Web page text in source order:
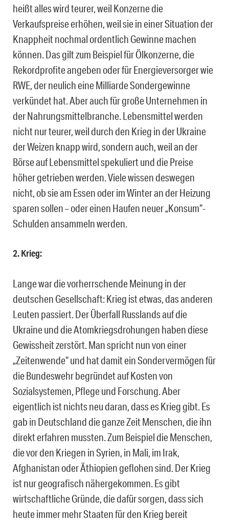
heißt alles wird teurer, weil Konzerne die
Verkaufspreise erhöhen, weil sie in einer Situation der
Knappheit nochmal ordentlich Gewinne machen
können. Das gilt zum Beispiel für Ölkonzerne, die
Rekordprofite angeben oder für Energieversorger wie
RWE, der neulich eine Milliarde Sondergewinne
verkündet hat. Aber auch für große Unternehmen in
der Nahrungsmittelbranche. Lebensmittel werden
nicht nur teurer, weil durch den Krieg in der Ukraine
der Weizen knapp wird, sondern auch, weil an der
Börse auf Lebensmittel spekuliert und die Preise
höher getrieben werden. Viele wissen deswegen
nicht, ob sie am Essen oder im Winter an der Heizung
sparen sollen – oder einen Haufen neuer „Konsum“-
Schulden ansammeln werden.
2. Krieg:
Lange war die vorherrschende Meinung in der
deutschen Gesellschaft: Krieg ist etwas, das anderen
Leuten passiert. Der Überfall Russlands auf die
Ukraine und die Atomkriegsdrohungen haben diese
Gewissheit zerstört. Man spricht nun von einer
„Zeitenwende“ und hat damit ein Sondervermögen für
die Bundeswehr begründet auf Kosten von
Sozialsystemen, Pflege und Forschung. Aber
eigentlich ist nichts neu daran, dass es Krieg gibt. Es
gab in Deutschland die ganze Zeit Menschen, die ihn
direkt erfahren mussten. Zum Beispiel die Menschen,
die vor den Kriegen in Syrien, in Mali, im Irak,
Afghanistan oder Äthiopien geflohen sind. Der Krieg
ist nur geografisch nähergekommen. Es gibt
wirtschaftliche Gründe, die dafür sorgen, dass sich
heute immer mehr Staaten für den Krieg bereit